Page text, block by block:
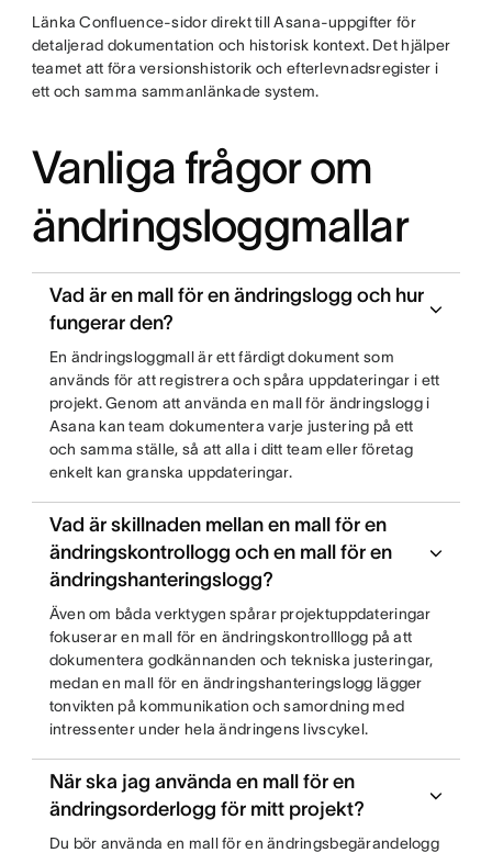
Länka Confluence-sidor direkt till Asana-uppgifter för
detaljerad dokumentation och historisk kontext. Det hjälper
teamet att föra versionshistorik och efterlevnadsregister i
ett och samma sammanlänkade system.
Vanliga frågor om
ändringsloggmallar
Vad är en mall för en ändringslogg och hur
fungerar den?
En ändringsloggmall är ett färdigt dokument som
används för att registrera och spåra uppdateringar i ett
projekt. Genom att använda en mall för ändringslogg i
Asana kan team dokumentera varje justering på ett
och samma ställe, så att alla i ditt team eller företag
enkelt kan granska uppdateringar.
Vad är skillnaden mellan en mall för en
ändringskontrollogg och en mall för en
ändringshanteringslogg?
Även om båda verktygen spårar projektuppdateringar
fokuserar en mall för en ändringskontrolllogg på att
dokumentera godkännanden och tekniska justeringar,
medan en mall för en ändringshanteringslogg lägger
tonvikten på kommunikation och samordning med
intressenter under hela ändringens livscykel.
När ska jag använda en mall för en
ändringsorderlogg för mitt projekt?
Du bör använda en mall för en ändringsbegärandelogg